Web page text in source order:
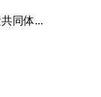
同体...